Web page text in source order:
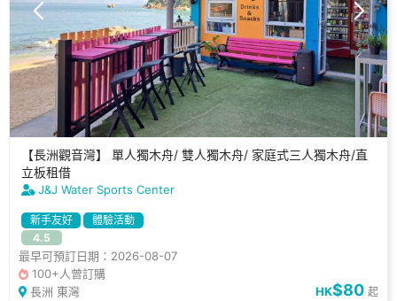
【長洲觀音灣】 單人獨木舟/ 雙人獨木舟/ 家庭式三人獨木舟/直
立板租借
J&J Water Sports Center
新手友好
體驗活動
4.5
最早可預訂日期：2026-08-07
100+人曾訂購
長洲 東灣
HK$80 起